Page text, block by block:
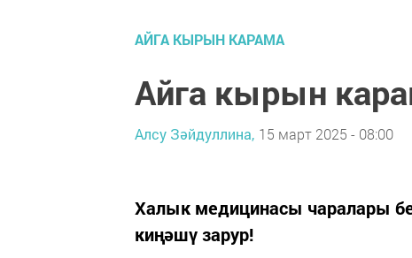
АЙГА КЫРЫН КАРАМА
Айга кырын
Алсу Зәйдуллина, 15 март 2025 - 08:00
Халык медицинасы чаралары
киңәшү зарур!